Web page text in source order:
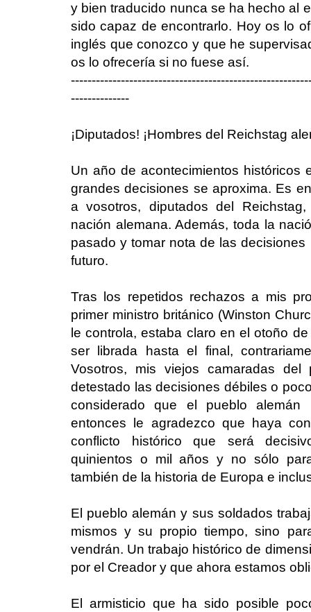
y bien traducido nunca se ha hecho al
sido capaz de encontrarlo. Hoy os lo
inglés que conozco y que he
os lo ofrecería si no fuese así.
--------------
¡Diputados! ¡Hombres del Reichstag
Un año de acontecimientos
grandes decisiones se aproxima. Es
a vosotros, diputados del
nación alemana. Además, toda la
pasado y tomar nota de las
futuro.
Tras los repetidos rechazos a mis
primer ministro británico (Winston
le controla, estaba claro en el otoño
ser librada hasta el final,
Vosotros, mis viejos camaradas
detestado las decisiones débiles o
considerado que el pueblo
entonces le agradezco que haya
conflicto histórico que será
quinientos o mil años y no sólo
también de la historia de Europa e
El pueblo alemán y sus soldados
mismos y su propio tiempo, sino
vendrán. Un trabajo histórico de
por el Creador y que ahora estamos
El armisticio que ha sido posible